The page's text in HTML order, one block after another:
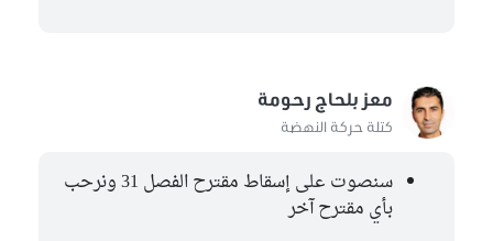
معز بلحاج رحومة
كتلة حركة النهضة
سنصوت على إسقاط مقترح الفصل 31 ونرحب
بأي مقترح آخر